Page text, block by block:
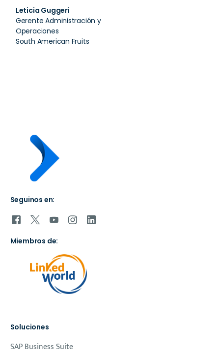
Leticia Guggeri​​
Gerente Administración y
Operaciones
South American Fruits
Centro de Panaderos del
Uruguay
eficiencia."
Juan Pablo Bouza
Gerente General
Seguinos en:
Miembros de:
Soluciones
SAP Business Suite